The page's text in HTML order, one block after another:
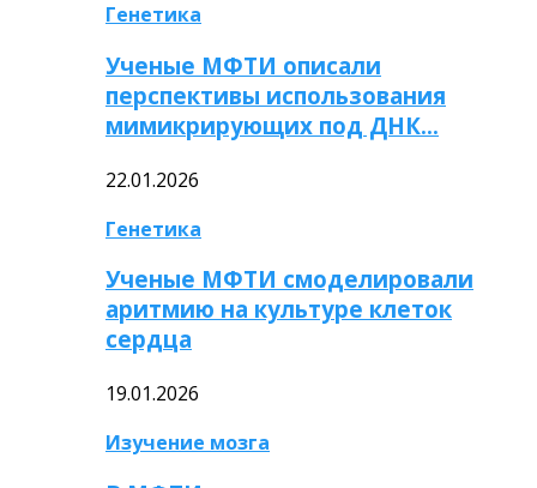
Генетика
Ученые МФТИ описали
перспективы использования
мимикрирующих под ДНК…
22.01.2026
Генетика
Ученые МФТИ смоделировали
аритмию на культуре клеток
сердца
19.01.2026
Изучение мозга